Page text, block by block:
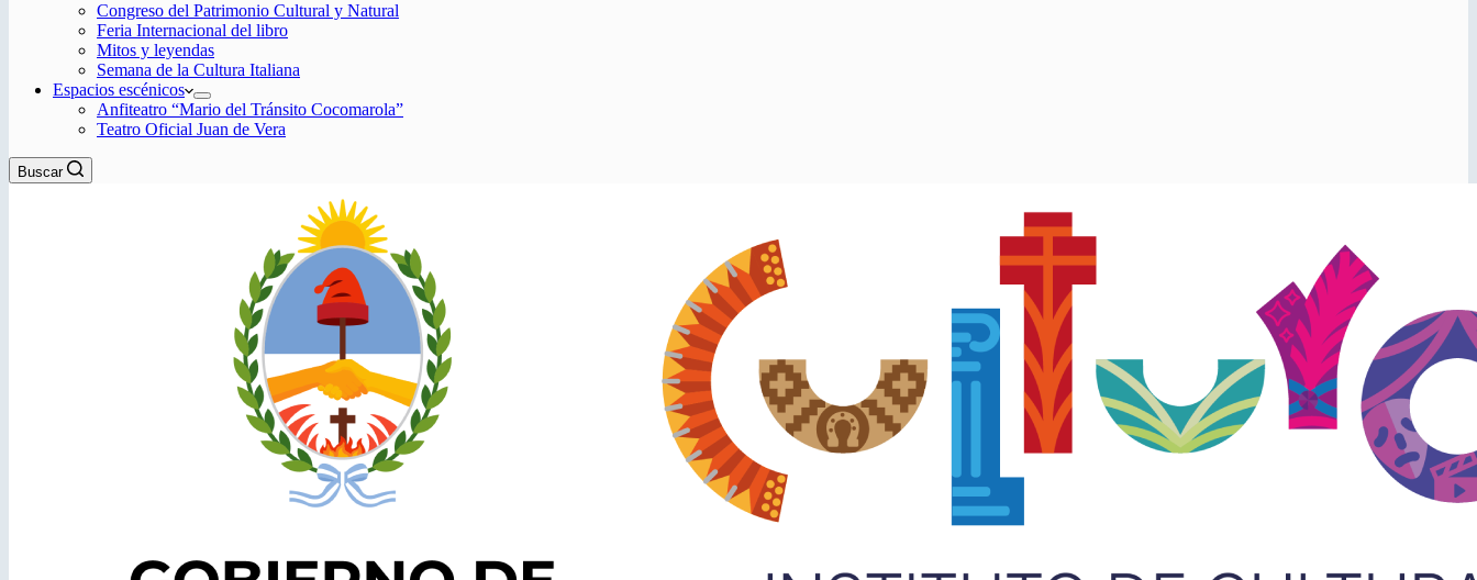
Congreso del Patrimonio Cultural y Natural
Feria Internacional del libro
Mitos y leyendas
Semana de la Cultura Italiana
Espacios escénicos
Anfiteatro “Mario del Tránsito Cocomarola”
Teatro Oficial Juan de Vera
Buscar